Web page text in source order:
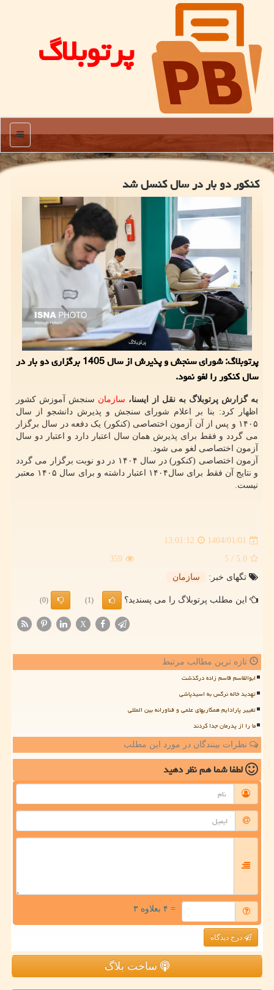
پرتوبلاگ
منو
کنکور دو بار در سال کنسل شد
پرتوبلاگ: شورای سنجش و پذیرش از سال 1405 برگزاری دو بار در
سال کنکور را لغو نمود.
به گزارش پرتوبلاگ به نقل از ایسنا، سازمان سنجش آموزش کشور
اظهار کرد: بنا بر اعلام شورای سنجش و پذیرش دانشجو از سال
۱۴۰۵ و پس از آن آزمون اختصاصی (کنکور) یک دفعه در سال برگزار
می گردد و فقط برای پذیرش همان سال اعتبار دارد و اعتبار دو سال
آزمون اختصاصی لغو می شود.
آزمون اختصاصی (کنکور) در سال ۱۴۰۴ در دو نوبت برگزار می گردد
و نتایج آن فقط برای سال۱۴۰۴ اعتبار داشته و برای سال ۱۴۰۵ معتبر
نیست.
1404/01/01
13:01:12
5.0
/ 5
359
تگهای خبر:
سازمان
این مطلب پرتوبلاگ را می پسندید؟ (1)
(0)
X
تازه ترین مطالب مرتبط
ابوالقاسم قاسم زاده درگذشت
تهدید خاله نرگس به اسیدپاشی
تغییر پارادایم همکاریهای علمی و فناورانه بین المللی
ما را از پدرمان جدا کردند
نظرات بینندگان در مورد این مطلب
لطفا شما همنظر دهید
= ۴ بعلاوه ۳
درج دیدگاه
ساخت بلاگ